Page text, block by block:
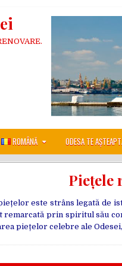
ROMÂNĂ ODESA TE
Piețele
este strâns legată de
remarcată prin spiritul său
piețelor celebre ale